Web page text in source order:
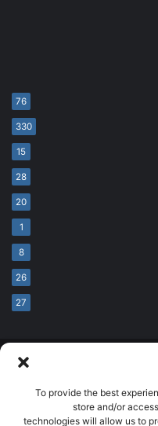
To provide the best
store and/or
technologies will allow us to
76
330
15
28
20
1
8
26
27
developed
اتصل بنا سياسة الخصوصية